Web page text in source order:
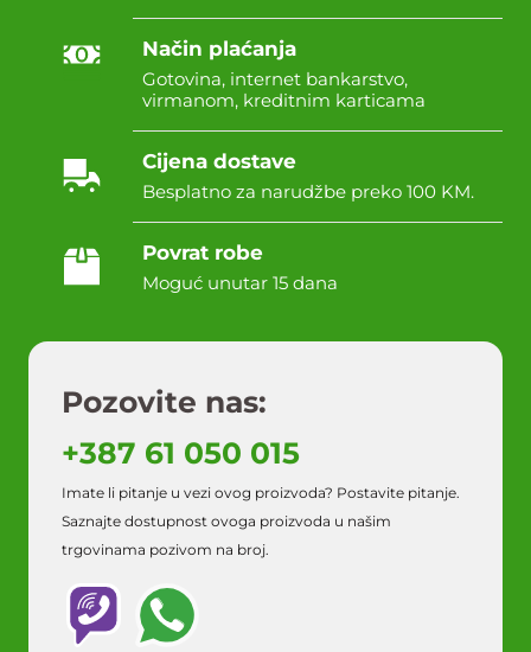
Način plaćanja
Gotovina, internet bankarstvo,
virmanom, kreditnim karticama
Cijena dostave
Besplatno za narudžbe preko 100 KM.
Povrat robe
Moguć unutar 15 dana
Pozovite nas:
+387 61 050 015
Imate li pitanje u vezi ovog proizvoda? Postavite pitanje.
Saznajte dostupnost ovoga proizvoda u našim
trgovinama pozivom na broj.